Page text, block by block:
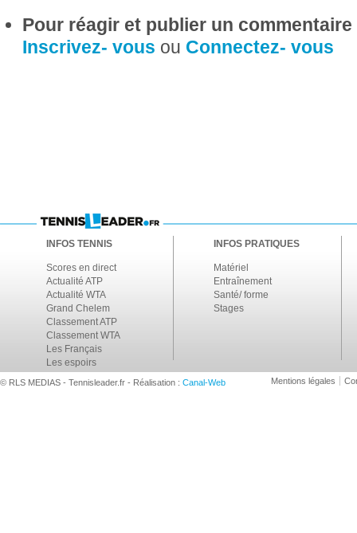
Pour réagir et publier un
Inscrivez- vous ou Connectez- vous
INFOS TENNIS
Scores en direct
Actualité ATP
Actualité WTA
Grand Chelem
Classement ATP
Classement WTA
Les Français
Les espoirs
INFOS PRATIQUES
Matériel
Entraînement
Santé/ forme
Stages
© RLS MEDIAS - Tennisleader.fr - Réalisation : Canal-Web Mentions légales